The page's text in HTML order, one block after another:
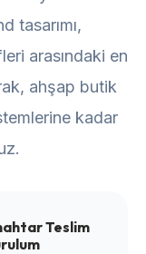
tasarımı,
arasındaki en
ahşap butik
kadar
Teslim